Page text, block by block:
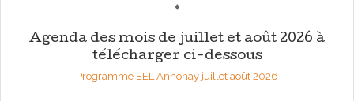
♦
Agenda des mois de juillet et août 2026 à
télécharger ci-dessous
Programme EEL Annonay juillet août 2026